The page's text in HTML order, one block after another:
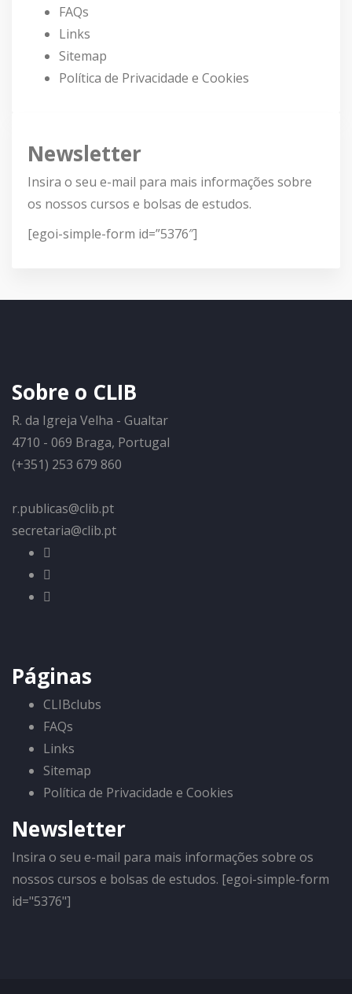
FAQs
Links
Sitemap
Política de Privacidade e Cookies
Newsletter
Insira o seu e-mail para mais informações sobre
os nossos cursos e bolsas de estudos.
[egoi-simple-form id=”5376″]
Sobre o CLIB
R. da Igreja Velha - Gualtar
4710 - 069 Braga, Portugal
(+351) 253 679 860
r.publicas@clib.pt
secretaria@clib.pt
Páginas
CLIBclubs
FAQs
Links
Sitemap
Política de Privacidade e Cookies
Newsletter
Insira o seu e-mail para mais informações sobre os
nossos cursos e bolsas de estudos. [egoi-simple-form
id="5376"]